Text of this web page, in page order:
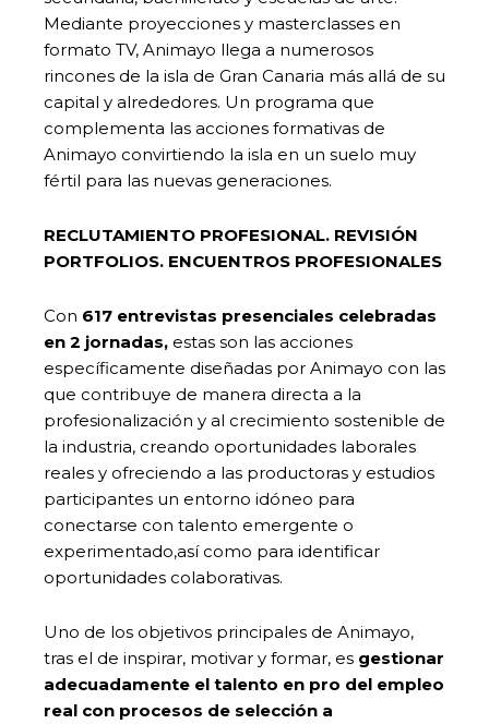
Mediante proyecciones y masterclasses en
formato TV, Animayo llega a numerosos
rincones de la isla de Gran Canaria más allá de su
capital y alrededores. Un programa que
complementa las acciones formativas de
Animayo convirtiendo la isla en un suelo muy
fértil para las nuevas generaciones.
RECLUTAMIENTO PROFESIONAL. REVISIÓN
PORTFOLIOS. ENCUENTROS PROFESIONALES
Con 617 entrevistas presenciales celebradas
en 2 jornadas, estas son las acciones
específicamente diseñadas por Animayo con las
que contribuye de manera directa a la
profesionalización y al crecimiento sostenible de
la industria, creando oportunidades laborales
reales y ofreciendo a las productoras y estudios
participantes un entorno idóneo para
conectarse con talento emergente o
experimentado,así como para identificar
oportunidades colaborativas.
Uno de los objetivos principales de Animayo,
tras el de inspirar, motivar y formar, es gestionar
adecuadamente el talento en pro del empleo
real con procesos de selección a